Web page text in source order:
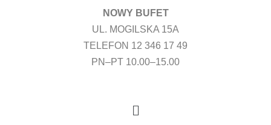
NOWY BUFET
UL. MOGILSKA 15A
TELEFON 12 346 17 49
PN–PT 10.00–15.00
Menu